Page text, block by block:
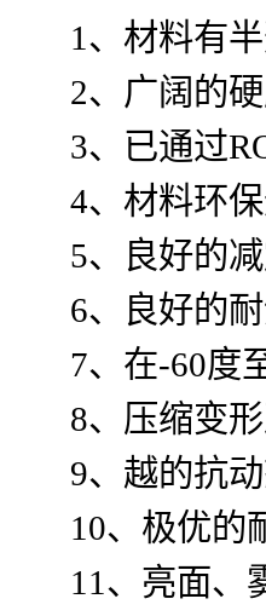
1、材料有半
2、广阔的硬
3、已通过
4、材料环保
5、良好的减
6、良好的耐
7、在-60度至
8、压缩变形
9、越的抗动
10、极优的
11、亮面、雾